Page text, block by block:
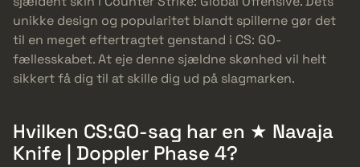
unikke design og popularitet blandt spillerne gør det
til en meget eftertragtet genstand i CS: GO-
fællesskabet. At eje denne sjældne skønhed vil helt
sikkert få dig til at skille dig ud på slagmarken.
Hvilken CS:GO-sag har en ★ Navaja
Knife | Doppler Phase 4?